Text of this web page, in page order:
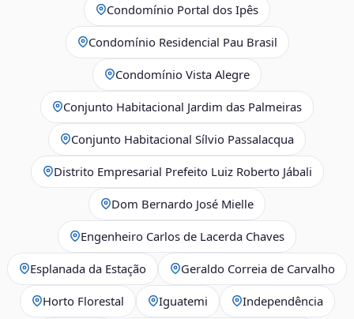
Condomínio Portal dos Ipês
Condomínio Residencial Pau Brasil
Condomínio Vista Alegre
Conjunto Habitacional Jardim das Palmeiras
Conjunto Habitacional Sílvio Passalacqua
Distrito Empresarial Prefeito Luiz Roberto Jábali
Dom Bernardo José Mielle
Engenheiro Carlos de Lacerda Chaves
Esplanada da Estação Geraldo Correia de Carvalho
Horto Florestal Iguatemi Independência